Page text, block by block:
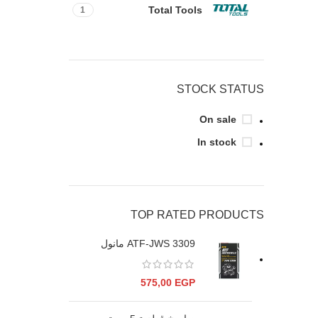
Total Tools
1
STOCK STATUS
On sale
In stock
TOP RATED PRODUCTS
ATF-JWS 3309 مانول
575,00 EGP